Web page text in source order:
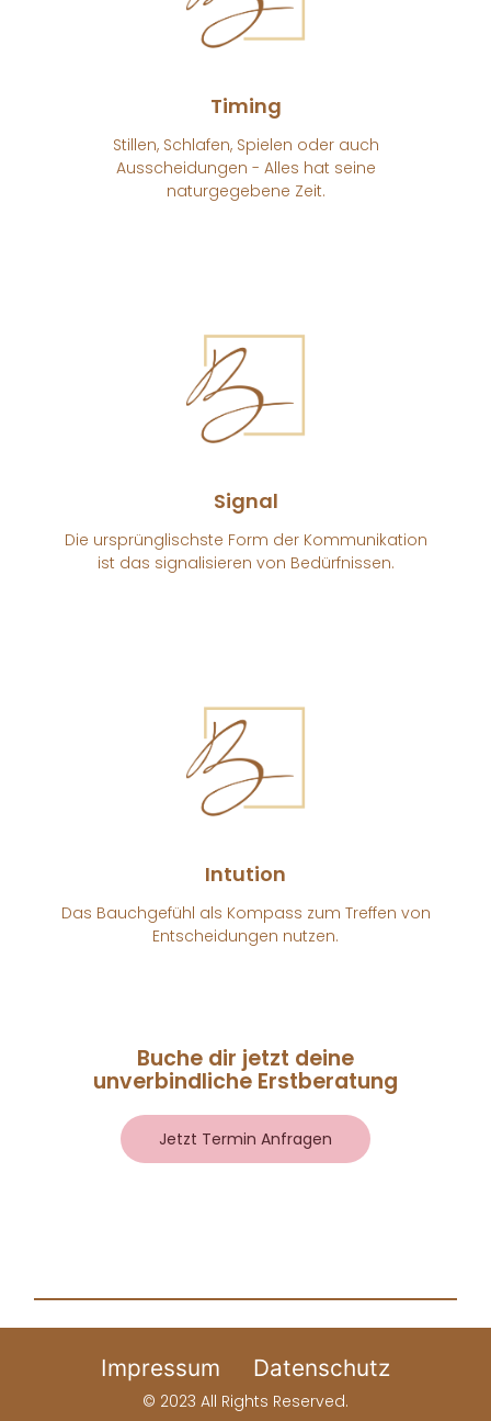
Timing
Stillen, Schlafen, Spielen oder auch
Ausscheidungen - Alles hat seine
naturgegebene Zeit.
Signal
Die ursprünglischste Form der Kommunikation
ist das signalisieren von Bedürfnissen.
Intution
Das Bauchgefühl als Kompass zum Treffen von
Entscheidungen nutzen.
Buche dir jetzt deine
unverbindliche Erstberatung
Jetzt Termin Anfragen
Impressum Datenschutz
© 2023 All Rights Reserved.